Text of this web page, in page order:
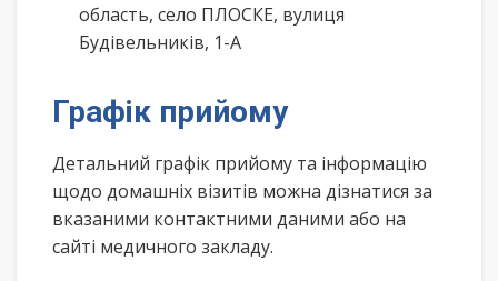
область, село ПЛОСКЕ, вулиця
Будівельників, 1-А
Графік прийому
Детальний графік прийому та інформацію
щодо домашніх візитів можна дізнатися за
вказаними контактними даними або на
сайті медичного закладу.